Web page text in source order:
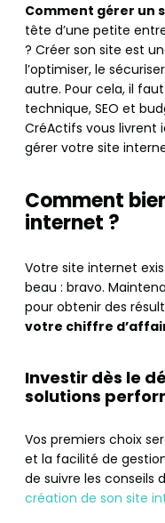
Comment gérer un
tête d’une petite
? Créer son site est
l’optimiser, le
autre. Pour cela, il
technique, SEO et
CréActifs vous livrent
gérer votre site
Comment
internet ?
Votre site internet
beau : bravo.
pour obtenir des
votre chiffre
Investir dès le
solutions
Vos premiers choix
et la facilité de
de suivre les conseils
création de son site